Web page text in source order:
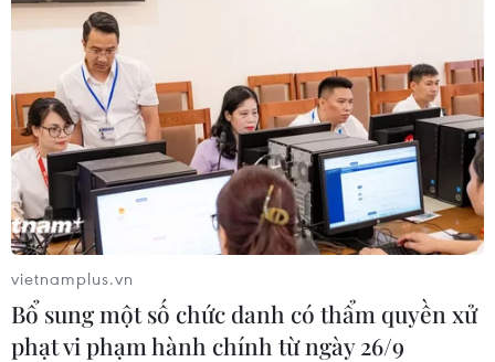
vietnamplus.vn
Bổ sung một số chức danh có thẩm quyền xử
phạt vi phạm hành chính từ ngày 26/9